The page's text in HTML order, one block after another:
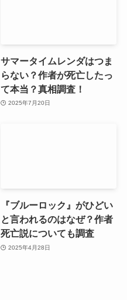
サマータイムレンダはつま
らない？作者が死亡したっ
て本当？真相調査！
2025年7月20日
『ブルーロック』がひどい
と言われるのはなぜ？作者
死亡説についても調査
2025年4月28日